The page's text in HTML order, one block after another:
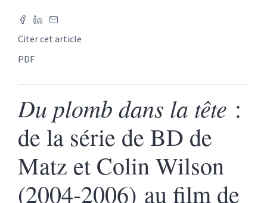
Citer cet article
PDF
Du plomb dans la tête :
de la série de BD de
Matz et Colin Wilson
(2004-2006) au film de